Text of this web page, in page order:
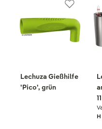
Lechuza Gießhilfe
'Pico', grün